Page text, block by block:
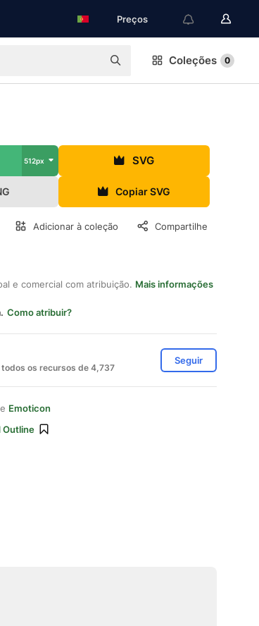
Preços
Coleções 0
512px SVG
Copiar SVG
Adicionar à coleção Compartilhe
e comercial com atribuição. Mais informações
Como atribuir?
os recursos de 4,737
Seguir
Emoticon
Outline